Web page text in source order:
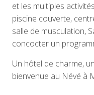
et les multiples
piscine couverte,
salle de musculation,
concocter un
Un hôtel de charme,
bienvenue au Névé à